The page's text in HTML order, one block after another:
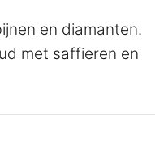
en diamanten.
met saffieren en